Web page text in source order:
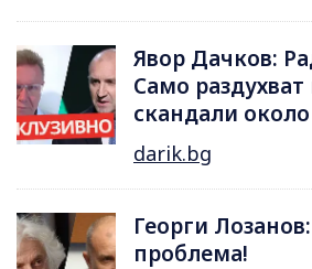
Явор Дачков:
Само
скандали
darik.bg
Георги
проблема!